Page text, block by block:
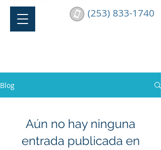
(253) 833-1740
Blog
Aún no hay ninguna
entrada publicada en